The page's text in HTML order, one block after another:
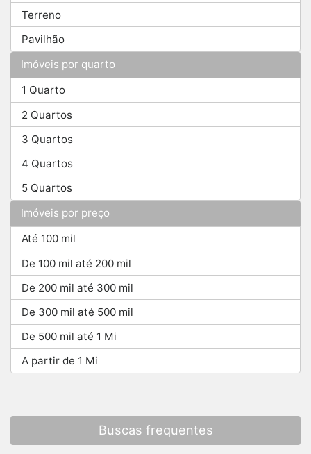
Terreno
Pavilhão
Imóveis por quarto
1 Quarto
2 Quartos
3 Quartos
4 Quartos
5 Quartos
Imóveis por preço
Até 100 mil
De 100 mil até 200 mil
De 200 mil até 300 mil
De 300 mil até 500 mil
De 500 mil até 1 Mi
A partir de 1 Mi
Buscas frequentes